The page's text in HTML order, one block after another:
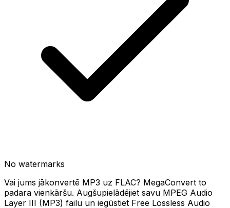
No watermarks
Vai jums jākonvertē MP3 uz FLAC? MegaConvert to
padara vienkāršu. Augšupielādējiet savu MPEG Audio
Layer III (MP3) failu un iegūstiet Free Lossless Audio